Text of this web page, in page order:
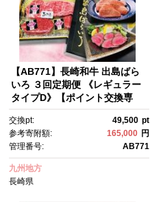
【AB771】長崎和牛 出島ばら
いろ ３回定期便 《レギュラー
タイプD》【ポイント交換専
交換pt: 49,500 pt
参考寄附額:
165,000 円
管理番号:
AB771
九州地方
長崎県